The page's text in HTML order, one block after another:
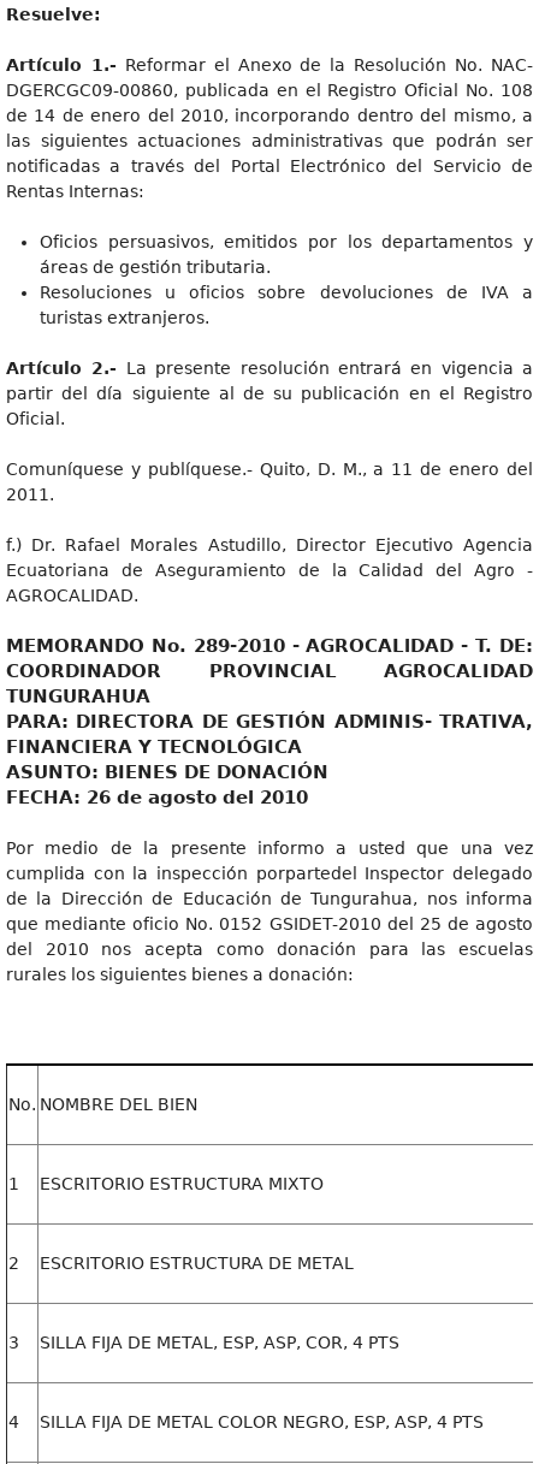
Resuelve:
Artículo 1.- Reformar el Anexo de la Resolución No. NAC-
DGERCGC09-00860, publicada en el Registro Oficial No. 108
de 14 de enero del 2010, incorporando dentro del mismo, a
las siguientes actuaciones administrativas que podrán ser
notificadas a través del Portal Electrónico del Servicio de
Rentas Internas:
Oficios persuasivos, emitidos por los departamentos y
áreas de gestión tributaria.
Resoluciones u oficios sobre devoluciones de IVA a
turistas extranjeros.
Artículo 2.- La presente resolución entrará en vigencia a
partir del día siguiente al de su publicación en el Registro
Oficial.
Comuníquese y publíquese.- Quito, D. M., a 11 de enero del
2011.
f.) Dr. Rafael Morales Astudillo, Director Ejecutivo Agencia
Ecuatoriana de Aseguramiento de la Calidad del Agro -
AGROCALIDAD.
MEMORANDO No. 289-2010 - AGROCALlDAD - T. DE:
COORDINADOR PROVINCIAL AGROCALIDAD
TUNGURAHUA
PARA: DIRECTORA DE GESTIÓN ADMINIS- TRATIVA,
FINANCIERA Y TECNOLÓGICA
ASUNTO: BIENES DE DONACIÓN
FECHA: 26 de agosto del 2010
Por medio de la presente informo a usted que una vez
cumplida con la inspección porpartedel Inspector delegado
de la Dirección de Educación de Tungurahua, nos informa
que mediante oficio No. 0152 GSIDET-2010 del 25 de agosto
del 2010 nos acepta como donación para las escuelas
rurales los siguientes bienes a donación:
No. NOMBRE DEL BIEN
1 ESCRITORIO ESTRUCTURA MIXTO
2 ESCRITORIO ESTRUCTURA DE METAL
3 SILLA FIJA DE METAL, ESP, ASP, COR, 4 PTS
4 SILLA FIJA DE METAL COLOR NEGRO, ESP, ASP, 4 PTS